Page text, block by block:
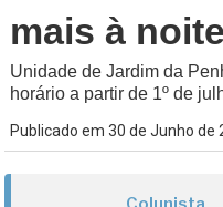
mais à noite
Unidade de Jardim da
horário a partir de 1º de
Publicado em 30 de Junho